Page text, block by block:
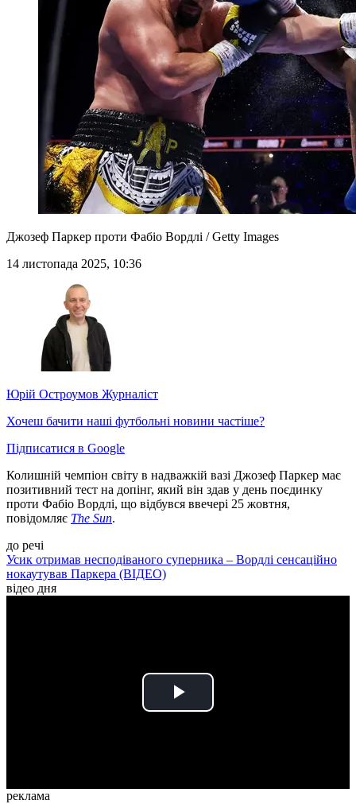
Джозеф Паркер проти Фабіо Вордлі / Getty Images
14 листопада 2025, 10:36
Юрій Остроумов Журналіст
Хочеш бачити наші футбольні новини частіше?
Підписатися в Google
Колишній чемпіон світу в надважкій вазі Джозеф Паркер має
позитивний тест на допінг, який він здав у день поєдинку
проти Фабіо Вордлі, що відбувся ввечері 25 жовтня,
повідомляє The Sun.
до речі
Усик отримав несподіваного суперника – Вордлі сенсаційно
нокаутував Паркера (ВІДЕО)
відео дня
Play
реклама